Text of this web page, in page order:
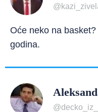
Oće neko na
godina.